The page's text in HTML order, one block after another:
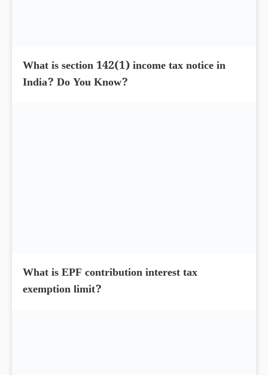
What is section 142(1) income tax notice in
India? Do You Know?
What is EPF contribution interest tax
exemption limit?